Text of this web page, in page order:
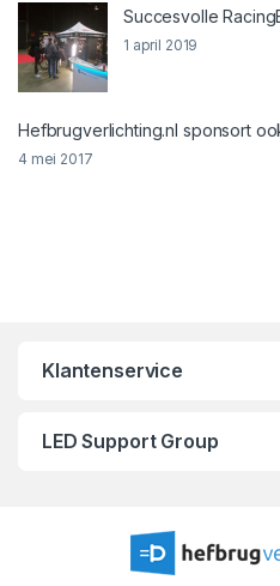
Succesvolle
1 april 2019
Hefbrugverlichting.nl sponsort
4 mei 2017
Klantenservice
LED Support Group